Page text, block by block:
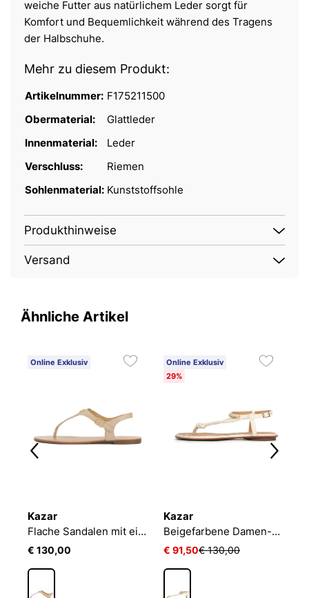
weiche Futter aus natürlichem Leder sorgt für
Komfort und Bequemlichkeit während des Tragens
der Halbschuhe.
Mehr zu diesem Produkt:
Artikelnummer: F175211500
Obermaterial:
Glattleder
Innenmaterial:
Leder
Verschluss:
Riemen
Sohlenmaterial: Kunststoffsohle
Produkthinweise
Versand
Ähnliche Artikel
Online Exklusiv
Kazar
Flache Sandalen mit einem Riemen zwischen den Zehen
€ 130,00
Online Exklusiv
29%
Kazar
Beigefarbene Damen-Sandalen
€ 91,50€ 130,00